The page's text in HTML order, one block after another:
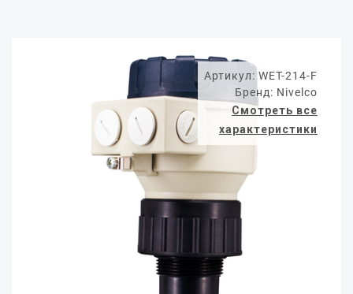
Артикул: WET-214-F
Бренд: Nivelco
Смотреть все
характеристики